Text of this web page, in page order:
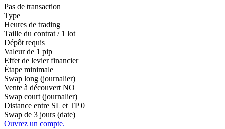
Pas de transaction
Type
Heures de trading
Taille du contrat / 1 lot
Dépôt requis
Valeur de 1 pip
Effet de levier financier
Étape minimale
Swap long (journalier)
Vente à découvert NO
Swap court (journalier)
Distance entre SL et TP 0
Swap de 3 jours (date)
Ouvrez un compte.